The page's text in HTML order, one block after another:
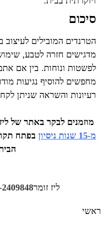
סיכום
מדגישים חזרה לטבע,
לפשטות ונוחות. בין אם
מחפשים להוסיף נגיעות
רעיונות והשראה שניתן
מוזמנים לבקר באתר של
מ-15 שנות ניסיון
בפתח
ליז זומר
ראשי